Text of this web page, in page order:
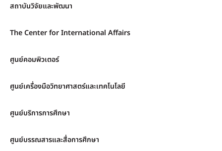
สถาบันวิจัยและพัฒนา
The Center for International Affairs
ศูนย์คอมพิวเตอร์
ศูนย์เครื่องมือวิทยาศาสตร์และเทคโนโลยี
ศูนย์บริการการศึกษา
ศูนย์บรรณสารและสื่อการศึกษา